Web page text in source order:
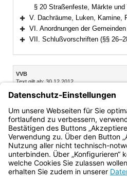
§ 20 Straßenfeste, Märkte und
Bereich erweitern
V. Dachräume, Luken, Kamine,
Bereich erweitern
VI. Anordnungen der
VII. Schlußvorschriften (§§
Inhalt
VVB
Text gilt ab: 30.12.2012
Fassung: 29.04.1981
§ 17a (aufgehoben)
Bayern.de
BayernPortal